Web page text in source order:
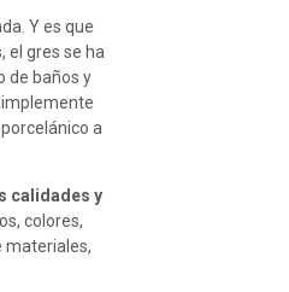
Y es que
el gres se ha
de baños y
a
calidades y
colores,
materiales,